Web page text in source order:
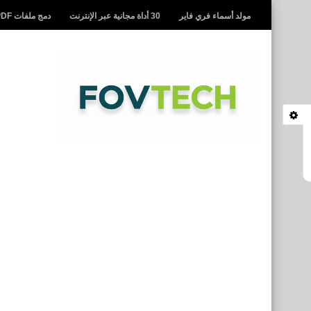
مولد أسماء فري فاير 30 أداة مجانية عبر الإنترنت دمج ملفات PDF